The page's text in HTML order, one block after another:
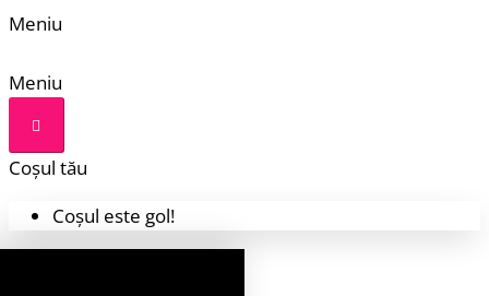
Meniu
Meniu
Coșul tău
Coșul este gol!